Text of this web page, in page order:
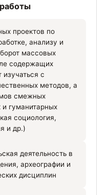
проектов по
анализу и
массовых
содержащих
с
методов, а
смежных
гуманитарных
социология,
и др.)
деятельность в
археографии и
дисциплин